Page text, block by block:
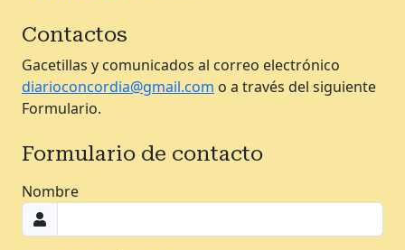
Contactos
Gacetillas y comunicados al correo electrónico
diarioconcordia@gmail.com o a través del siguiente
Formulario.
Formulario de contacto
Nombre